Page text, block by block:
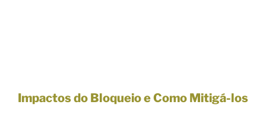
Impactos do Bloqueio e Como Mitigá-los